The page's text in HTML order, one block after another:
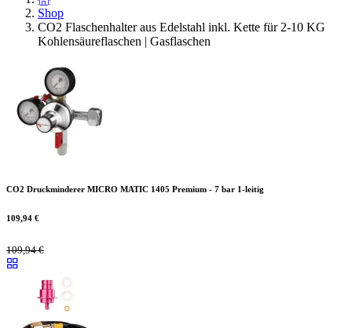
Shop
CO2 Flaschenhalter aus Edelstahl inkl. Kette für 2-10 KG
Kohlensäureflaschen | Gasflaschen
CO2 Druckminderer MICRO MATIC 1405 Premium - 7 bar 1-leitig
109,94 €
109,94€